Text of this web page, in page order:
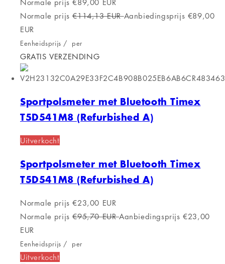
Normale prijs €114,13 EURAanbiedingsprijs €89,00
EUR
Eenheidsprijs / per
GRATIS VERZENDING
Sportpolsmeter met Bluetooth Timex
T5D541M8 (Refurbished A)
Uitverkocht
Sportpolsmeter met Bluetooth Timex
T5D541M8 (Refurbished A)
Normale prijs €23,00 EUR
Normale prijs €95,70 EURAanbiedingsprijs €23,00
EUR
Eenheidsprijs / per
Uitverkocht